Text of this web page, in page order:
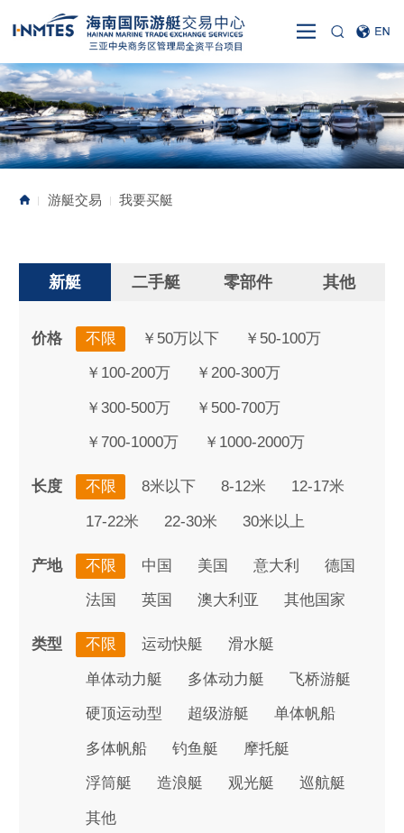
| 游艇交易 | 我要买艇
新艇 二手艇 零部件 其他
价格 不限 ￥50万以下 ￥50-100万
￥100-200万 ￥200-300万
￥300-500万 ￥500-700万
￥700-1000万 ￥1000-2000万
长度 不限 8米以下 8-12米 12-17米
17-22米 22-30米 30米以上
产地 不限 中国 美国 意大利 德国
法国 英国 澳大利亚 其他国家
类型 不限 运动快艇 滑水艇
单体动力艇 多体动力艇 飞桥游艇
硬顶运动型 超级游艇 单体帆船
多体帆船 钓鱼艇 摩托艇
浮筒艇 造浪艇 观光艇 巡航艇
其他